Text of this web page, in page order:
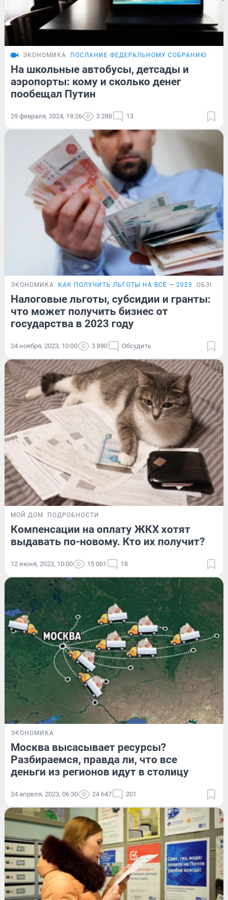
ЭКОНОМИКА ПОСЛАНИЕ ФЕДЕРАЛЬНОМУ СОБРАНИЮ
На школьные автобусы, детсады и
аэропорты: кому и сколько денег
пообещал Путин
29 февраля, 2024, 19:26 3 288 13
ЭКОНОМИКА КАК ПОЛУЧИТЬ ЛЬГОТЫ НА ВСЁ — 2023 ОБЗОР
Налоговые льготы, субсидии и гранты:
что может получить бизнес от
государства в 2023 году
24 ноября, 2023, 10:00 3 890 Обсудить
МОЙ ДОМ ПОДРОБНОСТИ
Компенсации на оплату ЖКХ хотят
выдавать по-новому. Кто их получит?
12 июня, 2023, 10:00 15 061 18
ЭКОНОМИКА
Москва высасывает ресурсы?
Разбираемся, правда ли, что все
деньги из регионов идут в столицу
24 апреля, 2023, 06:30 24 647 201